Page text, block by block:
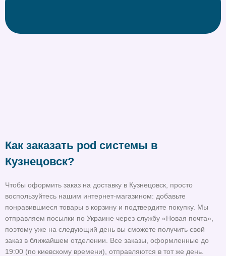
Как заказать pod системы в
Кузнецовск?
Чтобы оформить заказ на доставку в Кузнецовск, просто
воспользуйтесь нашим интернет-магазином: добавьте
понравившиеся товары в корзину и подтвердите покупку. Мы
отправляем посылки по Украине через службу «Новая почта»,
поэтому уже на следующий день вы сможете получить свой
заказ в ближайшем отделении. Все заказы, оформленные до
19:00 (по киевскому времени), отправляются в тот же день.